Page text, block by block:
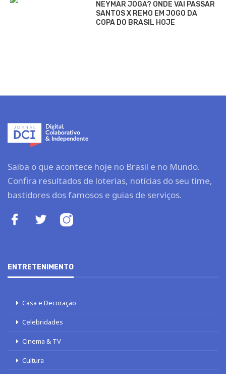
NEYMAR JOGA? ONDE VAI PASSAR
SANTOS X REMO EM JOGO DA
COPA DO BRASIL HOJE
Saiba o que acontece hoje no Brasil e no Mundo.
Confira resultados de loterias, notícias do seu time,
bastidores dos famosos e guias de serviços.
ENTRETENIMENTO
Casa e Decoração
Celebridades
Cinema & TV
Cultura